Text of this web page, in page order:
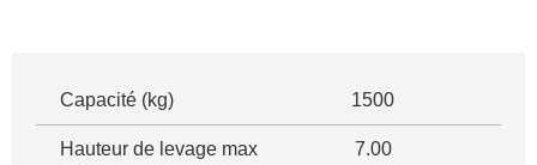
Capacité (kg) 1500
Hauteur de levage max
7.00